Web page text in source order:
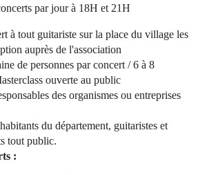
par jour à 18H et 21H
à tout guitariste sur la place du village les
auprès de l'association
de personnes par concert / 6 à 8
ouverte au public
des organismes ou entreprises
du département, guitaristes et
tout public.
: